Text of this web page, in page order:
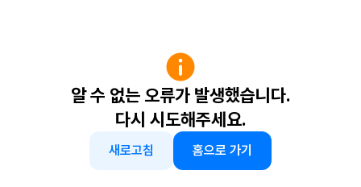
알 수 없는 오류가 발생했습니다.
다시 시도해주세요.
새로고침 홈으로 가기